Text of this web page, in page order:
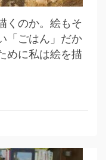
くのか。絵もそ
「ごはん」だか
めに私は絵を描